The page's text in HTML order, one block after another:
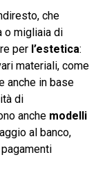
che
o migliaia di
per l’estetica:
materiali, come
anche in base
di
anche modelli
al banco,